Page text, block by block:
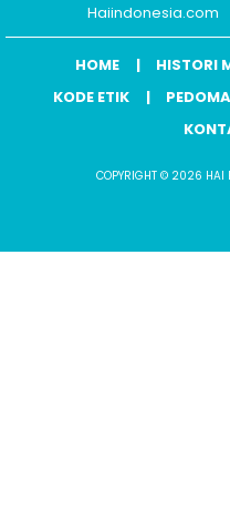
Haiindonesia.com
HOME HISTORI
KODE ETIK
COPYRIGHT © 2026 HAI